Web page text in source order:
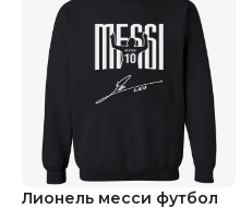
Лионель месси футбол